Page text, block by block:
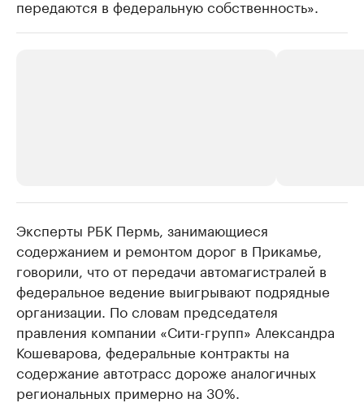
передаются в федеральную собственность».
Крупнейшие производители и
продавцы медийной продукции
Ознакомьтесь с информацией в каталоге
Страховые
Посмотрите в
Эксперты РБК Пермь, занимающиеся
содержанием и ремонтом дорог в Прикамье,
говорили, что от передачи автомагистралей в
федеральное ведение выигрывают подрядные
организации. По словам председателя
правления компании «Сити-групп» Александра
Кошеварова, федеральные контракты на
содержание автотрасс дороже аналогичных
региональных примерно на 30%.